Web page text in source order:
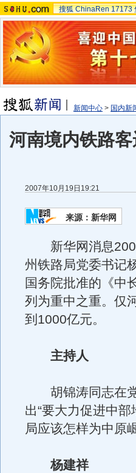
搜狐 ChinaRen 17173
新闻中心 > 国内新
河南境内铁路
2007年10月19日19:21
来源：新华网
新华网消息2007
州铁路局党委书记
国务院批准的《中
列为重中之重。仅
到1000亿元。
主持人
胡锦涛同志在党
出“要大力促进中
局应该怎样为中原
杨建祥